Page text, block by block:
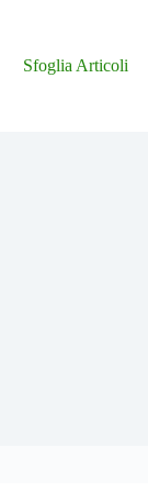
Sfoglia Articoli